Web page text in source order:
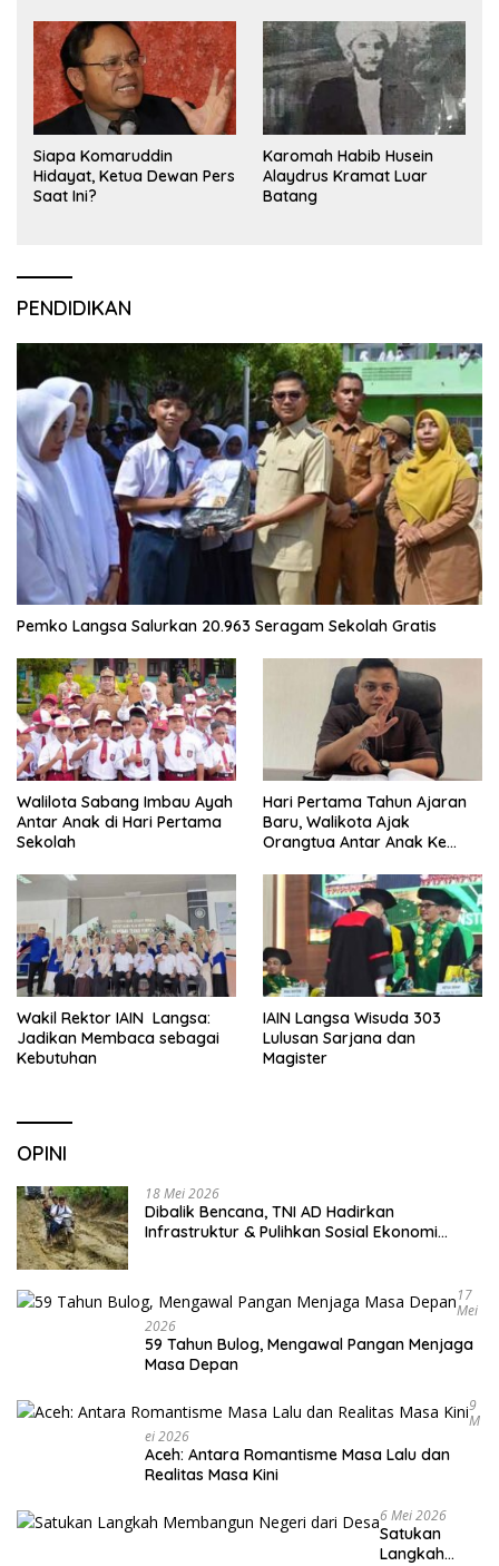
Siapa Komaruddin
Hidayat, Ketua Dewan Pers
Saat Ini?
Karomah Habib Husein
Alaydrus Kramat Luar
Batang
PENDIDIKAN
Pemko Langsa Salurkan 20.963 Seragam Sekolah Gratis
Walilota Sabang Imbau Ayah
Antar Anak di Hari Pertama
Sekolah
Hari Pertama Tahun Ajaran
Baru, Walikota Ajak
Orangtua Antar Anak Ke
Wakil Rektor IAIN Langsa:
Jadikan Membaca sebagai
Kebutuhan
IAIN Langsa Wisuda 303
Lulusan Sarjana dan
Magister
OPINI
18 Mei 2026
Dibalik Bencana, TNI AD Hadirkan
Infrastruktur & Pulihkan Sosial Ekonomi
17
Mei
2026
59 Tahun Bulog, Mengawal Pangan Menjaga
Masa Depan
9
M
Ei 2026
Aceh: Antara Romantisme Masa Lalu dan
Realitas Masa Kini
6 Mei 2026
Satukan
Langkah